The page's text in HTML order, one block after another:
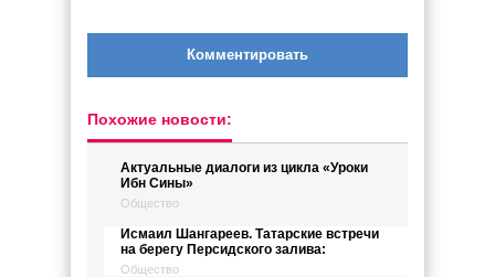
Комментировать
Похожие новости:
Актуальные диалоги из цикла «Уроки
Ибн Сины»
Общество
Исмаил Шангареев. Татарские встречи
на берегу Персидского залива:
Общество